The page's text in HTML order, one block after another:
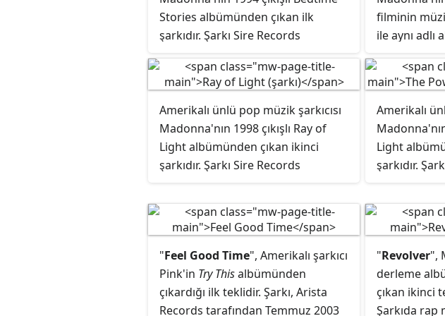
çeşitli tartışmalara neden oldu.
Dünya genelinde çok sayıda sanatçı
üzerinde etki bıraktı.Rolling Stone
dergisinin hazırladığı "Tüm
Zamanların En Büyük 100 Sanatçısı"
listesinde 36. sıradadır.
Like a
gibi
en iyi
edilir ve
anılmaktadır.
Stories albümünden çıkan ilk
şarkıdır. Şarkı Sire Records
filminin
ile aynı
Amerikalı ünlü pop müzik şarkıcısı
Madonna'nın 1998 çıkışlı Ray of
Light albümünden çıkan ikinci
şarkıdır. Şarkı Sire Records
Amerikalı
Light
şarkıdır.
"Feel Good Time", Amerikalı şarkıcı
Pink'in Try Thisalbümünden
çıkardığı ilk teklidir. Şarkı, Arista
Records tarafından Temmuz 2003
"Revolver",
derleme
çıkan ikinci
Şarkıda rap